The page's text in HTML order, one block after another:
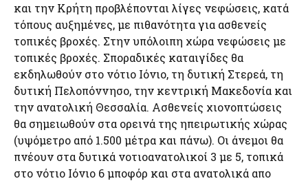
και την Κρήτη προβλέπονται λίγες νεφώσεις, κατά
τόπους αυξημένες, με πιθανότητα για ασθενείς
τοπικές βροχές. Στην υπόλοιπη χώρα νεφώσεις με
τοπικές βροχές. Σποραδικές καταιγίδες θα
εκδηλωθούν στο νότιο Ιόνιο, τη δυτική Στερεά, τη
δυτική Πελοπόννησο, την κεντρική Μακεδονία και
την ανατολική Θεσσαλία. Ασθενείς χιονοπτώσεις
θα σημειωθούν στα ορεινά της ηπειρωτικής χώρας
(υψόμετρο από 1.500 μέτρα και πάνω). Οι άνεμοι θα
πνέουν στα δυτικά νοτιοανατολικοί 3 με 5, τοπικά
στο νότιο Ιόνιο 6 μποφόρ και στα ανατολικά απο